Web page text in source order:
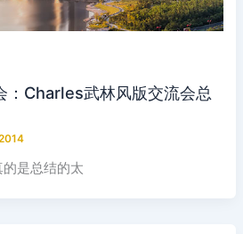
：Charles武林风版交流会总
是总结的太